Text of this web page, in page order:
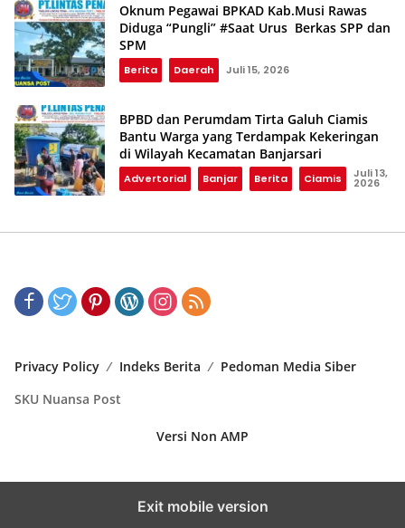
Oknum Pegawai BPKAD Kab.Musi Rawas
Diduga “Pungli” #Saat Urus Berkas SPP dan
SPM
Berita Daerah Juli 15, 2026
BPBD dan Perumdam Tirta Galuh Ciamis
Bantu Warga yang Terdampak Kekeringan
di Wilayah Kecamatan Banjarsari
Advertorial Banjar Berita Ciamis Juli 13,
2026
Privacy Policy Indeks Berita
Pedoman Media Siber
SKU Nuansa Post
Versi Non AMP
Exit mobile version